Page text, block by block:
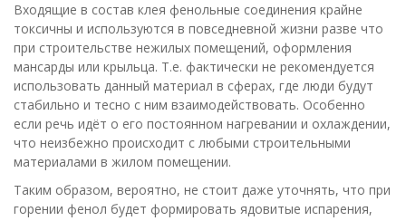
Входящие в состав клея фенольные соединения крайне
токсичны и используются в повседневной жизни разве что
при строительстве нежилых помещений, оформления
мансарды или крыльца. Т.е. фактически не рекомендуется
использовать данный материал в сферах, где люди будут
стабильно и тесно с ним взаимодействовать. Особенно
если речь идёт о его постоянном нагревании и охлаждении,
что неизбежно происходит с любыми строительными
материалами в жилом помещении.
Таким образом, вероятно, не стоит даже уточнять, что при
горении фенол будет формировать ядовитые испарения,